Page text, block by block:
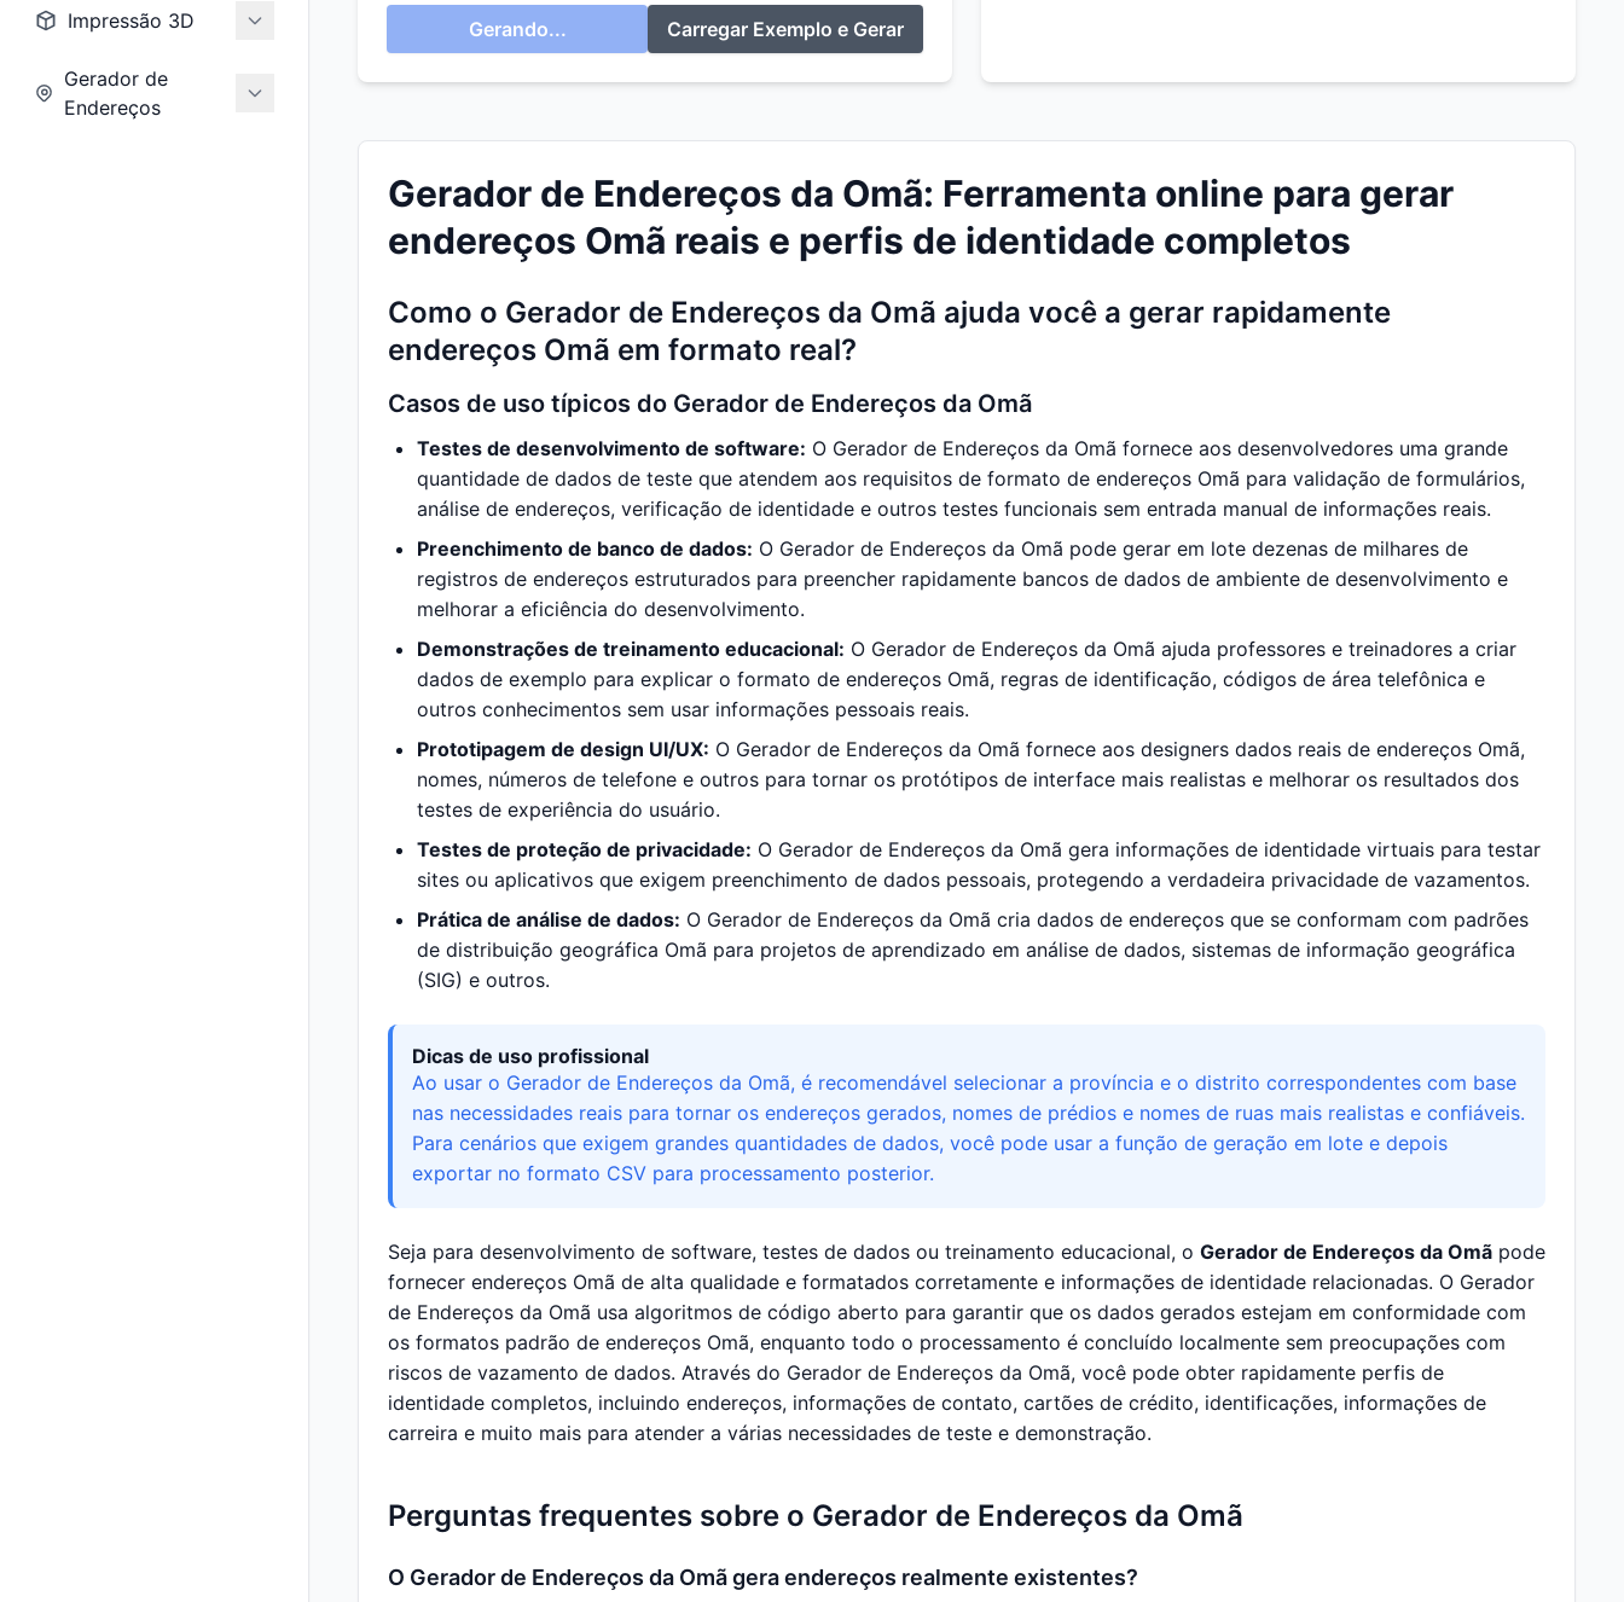
Impressão 3D
Gerador de
Endereços
Gerando... Carregar Exemplo e Gerar
Gerador de Endereços da Omã: Ferramenta online para gerar
endereços Omã reais e perfis de identidade completos
Como o Gerador de Endereços da Omã ajuda você a gerar rapidamente
endereços Omã em formato real?
Casos de uso típicos do Gerador de Endereços da Omã
Testes de desenvolvimento de software: O Gerador de Endereços da Omã fornece aos desenvolvedores uma grande
quantidade de dados de teste que atendem aos requisitos de formato de endereços Omã para validação de formulários,
análise de endereços, verificação de identidade e outros testes funcionais sem entrada manual de informações reais.
Preenchimento de banco de dados: O Gerador de Endereços da Omã pode gerar em lote dezenas de milhares de
registros de endereços estruturados para preencher rapidamente bancos de dados de ambiente de desenvolvimento e
melhorar a eficiência do desenvolvimento.
Demonstrações de treinamento educacional: O Gerador de Endereços da Omã ajuda professores e treinadores a criar
dados de exemplo para explicar o formato de endereços Omã, regras de identificação, códigos de área telefônica e
outros conhecimentos sem usar informações pessoais reais.
Prototipagem de design UI/UX: O Gerador de Endereços da Omã fornece aos designers dados reais de endereços Omã,
nomes, números de telefone e outros para tornar os protótipos de interface mais realistas e melhorar os resultados dos
testes de experiência do usuário.
Testes de proteção de privacidade: O Gerador de Endereços da Omã gera informações de identidade virtuais para testar
sites ou aplicativos que exigem preenchimento de dados pessoais, protegendo a verdadeira privacidade de vazamentos.
Prática de análise de dados: O Gerador de Endereços da Omã cria dados de endereços que se conformam com padrões
de distribuição geográfica Omã para projetos de aprendizado em análise de dados, sistemas de informação geográfica
(SIG) e outros.
Dicas de uso profissional
Ao usar o Gerador de Endereços da Omã, é recomendável selecionar a província e o distrito correspondentes com base
nas necessidades reais para tornar os endereços gerados, nomes de prédios e nomes de ruas mais realistas e confiáveis.
Para cenários que exigem grandes quantidades de dados, você pode usar a função de geração em lote e depois
exportar no formato CSV para processamento posterior.
Seja para desenvolvimento de software, testes de dados ou treinamento educacional, o Gerador de Endereços da Omã pode
fornecer endereços Omã de alta qualidade e formatados corretamente e informações de identidade relacionadas. O Gerador
de Endereços da Omã usa algoritmos de código aberto para garantir que os dados gerados estejam em conformidade com
os formatos padrão de endereços Omã, enquanto todo o processamento é concluído localmente sem preocupações com
riscos de vazamento de dados. Através do Gerador de Endereços da Omã, você pode obter rapidamente perfis de
identidade completos, incluindo endereços, informações de contato, cartões de crédito, identificações, informações de
carreira e muito mais para atender a várias necessidades de teste e demonstração.
Perguntas frequentes sobre o Gerador de Endereços da Omã
O Gerador de Endereços da Omã gera endereços realmente existentes?